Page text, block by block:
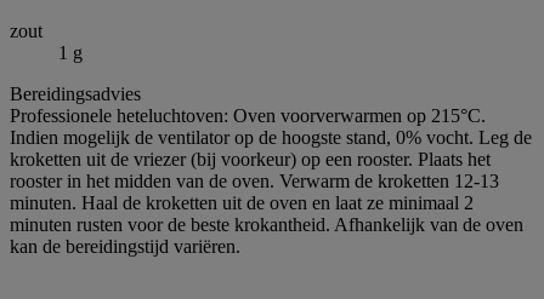
zout
1 g
Bereidingsadvies
Professionele heteluchtoven: Oven voorverwarmen op 215°C.
Indien mogelijk de ventilator op de hoogste stand, 0% vocht. Leg de
kroketten uit de vriezer (bij voorkeur) op een rooster. Plaats het
rooster in het midden van de oven. Verwarm de kroketten 12-13
minuten. Haal de kroketten uit de oven en laat ze minimaal 2
minuten rusten voor de beste krokantheid. Afhankelijk van de oven
kan de bereidingstijd variëren.